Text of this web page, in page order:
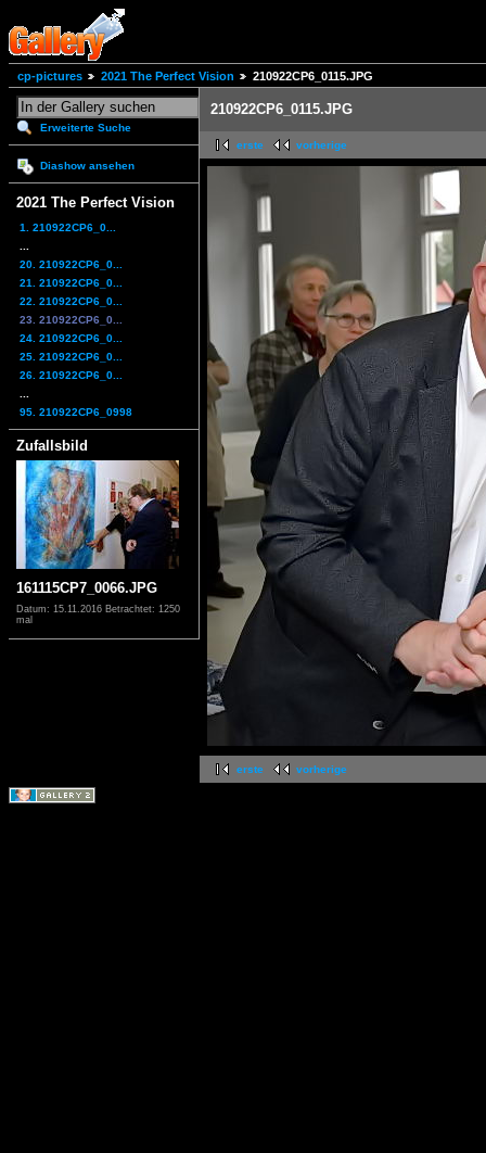
cp-pictures 2021 The Perfect Vision 210922CP6_0115.JPG
Erweiterte Suche
Diashow ansehen
2021 The Perfect Vision
1. 210922CP6_0...
20. 210922CP6_0...
21. 210922CP6_0...
22. 210922CP6_0...
23. 210922CP6_0...
24. 210922CP6_0...
25. 210922CP6_0...
26. 210922CP6_0...
95. 210922CP6_0998
Zufallsbild
161115CP7_0066.JPG
Datum: 15.11.2016 Betrachtet: 1250
mal
210922CP6_0115.JPG
erste vorherige
erste vorherige